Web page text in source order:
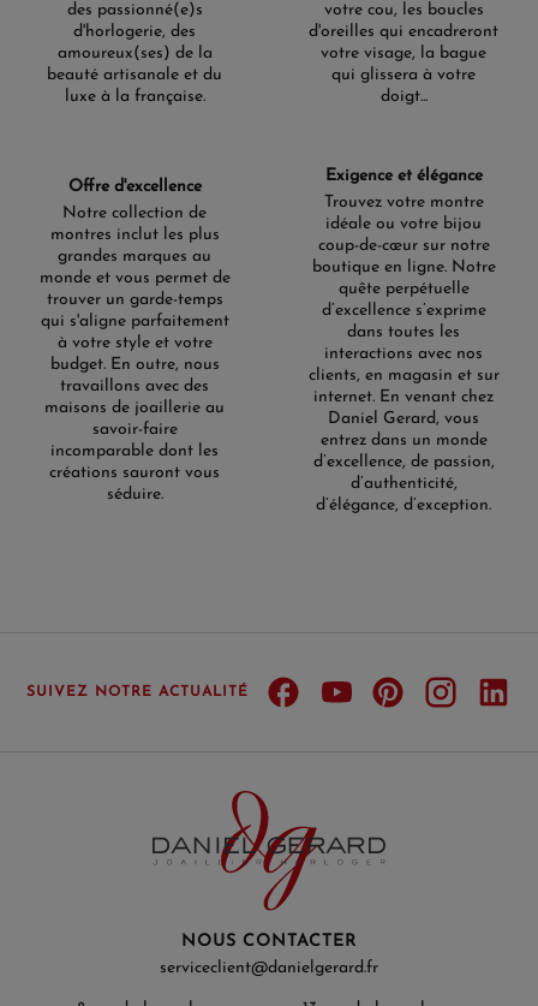
des passionné(e)s
d'horlogerie, des
amoureux(ses) de la
beauté artisanale et du
luxe à la française.
votre cou, les boucles
d'oreilles qui encadreront
votre visage, la bague
qui glissera à votre
doigt...
Offre d'excellence
Notre collection de
montres inclut les plus
grandes marques au
monde et vous permet de
trouver un garde-temps
qui s'aligne parfaitement
à votre style et votre
budget. En outre, nous
travaillons avec des
maisons de joaillerie au
savoir-faire
incomparable dont les
créations sauront vous
séduire.
Exigence et élégance
Trouvez votre montre
idéale ou votre bijou
coup-de-cœur sur notre
boutique en ligne. Notre
quête perpétuelle
d’excellence s’exprime
dans toutes les
interactions avec nos
clients, en magasin et sur
internet. En venant chez
Daniel Gerard, vous
entrez dans un monde
d’excellence, de passion,
d’authenticité,
d’élégance, d’exception.
SUIVEZ NOTRE ACTUALITÉ
NOUS CONTACTER
serviceclient@danielgerard.fr